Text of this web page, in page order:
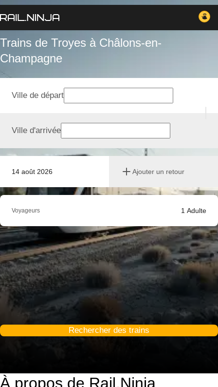
Trains de Troyes à Châlons-en-
Champagne
14 août 2026 Ajouter un retour
Ville de départ
Ville d'arrivée
Voyageurs 1 Adulte
Rechercher des trains
À propos de Rail.Ninja